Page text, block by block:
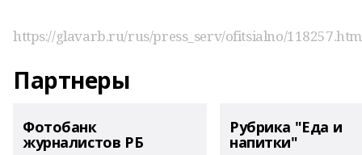
https://glavarb.ru/rus/press_serv/ofitsialno/
Партнеры
Фотобанк
журналистов РБ
Рубрика "Еда и
напитки"